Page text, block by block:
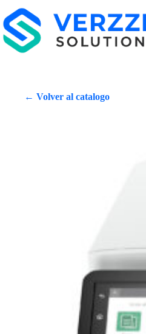
← Volver al catalogo